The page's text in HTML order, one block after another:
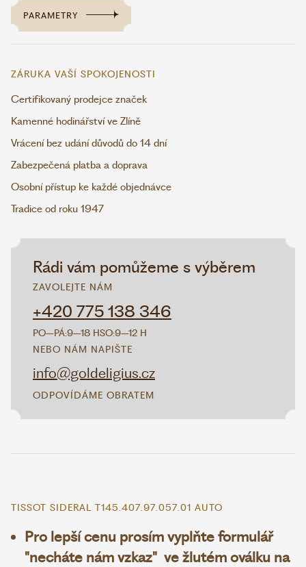
Rádi vám pomůžeme s výběrem
ZAVOLEJTE NÁM
+420 775 138 346
PO–PÁ:9–18 HSO:9–12 H
NEBO NÁM NAPIŠTE
info@goldeligius.cz
ODPOVÍDÁME OBRATEM
PARAMETRY
ZÁRUKA VAŠÍ SPOKOJENOSTI
Certifikovaný prodejce značek
Kamenné hodinářství ve Zlíně
Vrácení bez udání důvodů do 14 dní
Zabezpečená platba a doprava
Osobní přístup ke každé objednávce
Tradice od roku 1947
TISSOT SIDERAL T145.407.97.057.01 AUTO
Pro lepší cenu prosím vyplňte formulář
"necháte nám vzkaz" ve žlutém oválku na